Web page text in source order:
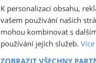
K personalizaci obsahu,
vašem používání našich
mohou kombinovat s
používání jejich služeb.
ZOBRAZIT VŠECHNY